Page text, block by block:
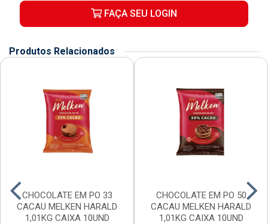
FAÇA SEU LOGIN
Produtos Relacionados
CHOCOLATE EM PO 33
CACAU MELKEN HARALD
1,01KG CAIXA 10UND
CHOCOLATE EM PO 50
CACAU MELKEN HARALD
1,01KG CAIXA 10UND